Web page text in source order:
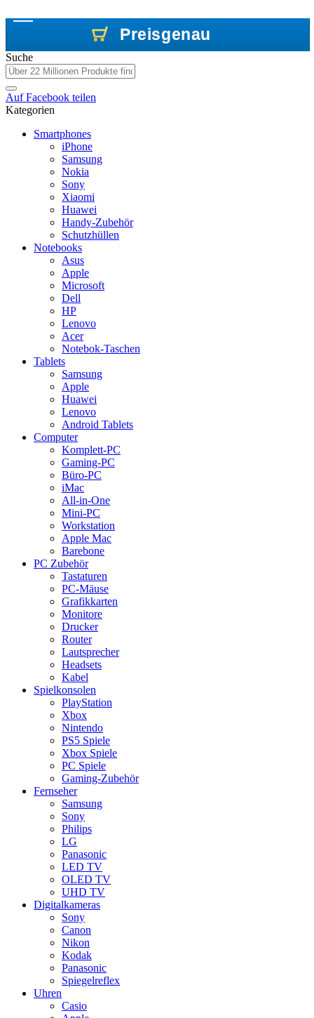
Preisgenau
Preisgenau
Preisgenau
Suche
AufFacebook teilen
Kategorien
Smartphones
iPhone
Samsung
Nokia
Sony
Xiaomi
Huawei
Handy-Zubehör
Schutzhüllen
Notebooks
Asus
Apple
Microsoft
Dell
HP
Lenovo
Acer
Notebok-Taschen
Tablets
Samsung
Apple
Huawei
Lenovo
Android Tablets
Computer
Komplett-PC
Gaming-PC
Büro-PC
iMac
All-in-One
Mini-PC
Workstation
Apple Mac
Barebone
PC Zubehör
Tastaturen
PC-Mäuse
Grafikkarten
Monitore
Drucker
Router
Lautsprecher
Headsets
Kabel
Spielkonsolen
PlayStation
Xbox
Nintendo
PS5 Spiele
Xbox Spiele
PC Spiele
Gaming-Zubehör
Fernseher
Samsung
Sony
Philips
LG
Panasonic
LED TV
OLED TV
UHD TV
Digitalkameras
Sony
Canon
Nikon
Kodak
Panasonic
Spiegelreflex
Uhren
Casio